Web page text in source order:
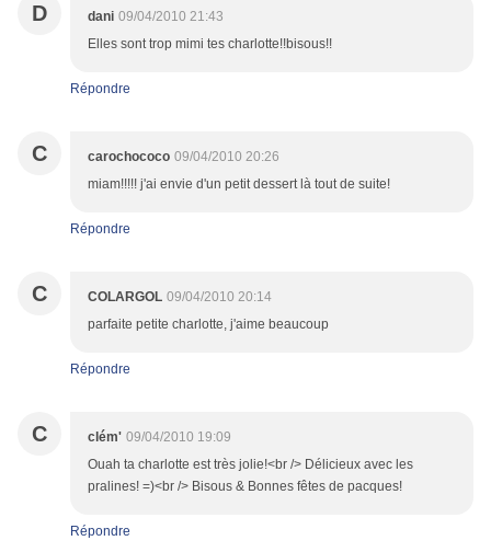
D dani 09/04/2010 21:43
Elles sont trop mimi tes charlotte!!bisous!!
Répondre
C carochococo 09/04/2010 20:26
miam!!!!! j'ai envie d'un petit dessert là tout de suite!
Répondre
C COLARGOL 09/04/2010 20:14
parfaite petite charlotte, j'aime beaucoup
Répondre
C clém' 09/04/2010 19:09
Ouah ta charlotte est très jolie!<br /> Délicieux avec les
pralines! =)<br /> Bisous & Bonnes fêtes de pacques!
Répondre